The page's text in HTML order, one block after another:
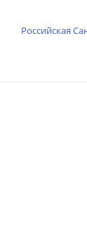
Российская